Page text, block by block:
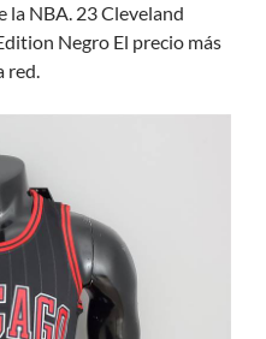
la NBA. 23 Cleveland
Negro El precio más
red.